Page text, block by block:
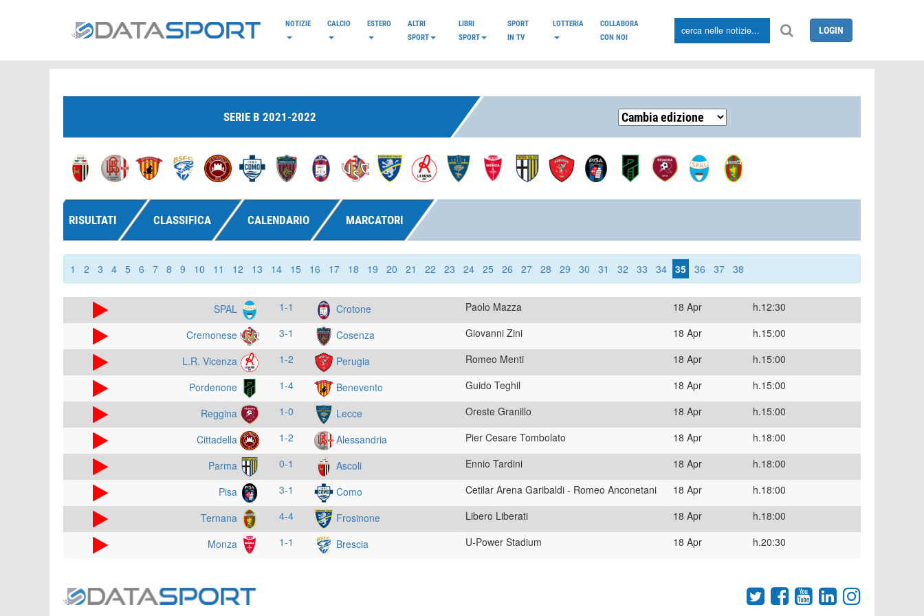
NOTIZIE CALCIO ESTERO
ALTRI
SPORT
LIBRI
SPORT
SPORT
IN TV
LOTTERIA
COLLABORA
CON NOI
LOGIN
SERIE B 2021-2022
RISULTATI CLASSIFICA CALENDARIO MARCATORI
1 2 3 4 5 6 7 8 9 10 11 12 13 14 15 16 17 18 19 20 21 22 23 24 25 26 27 28 29 30 31 32 33 34 35 36 37 38
SPAL 1-1 Crotone Paolo Mazza 18 Apr h.12:30
Cremonese 3-1 Cosenza Giovanni Zini 18 Apr h.15:00
L.R. Vicenza 1-2 Perugia Romeo Menti 18 Apr h.15:00
Pordenone 1-4 Benevento Guido Teghil 18 Apr h.15:00
Reggina 1-0 Lecce Oreste Granillo 18 Apr h.15:00
Cittadella 1-2 Alessandria Pier Cesare Tombolato 18 Apr h.18:00
Parma 0-1 Ascoli Ennio Tardini 18 Apr h.18:00
Pisa 3-1 Como Cetilar Arena Garibaldi - Romeo Anconetani 18 Apr h.18:00
Ternana 4-4 Frosinone Libero Liberati 18 Apr h.18:00
Monza 1-1 Brescia U-Power Stadium 18 Apr h.20:30